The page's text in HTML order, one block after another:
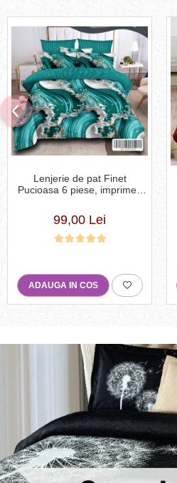
Lenjerie de pat Finet
Pucioasa 6 piese, imprimeu
alb și auriu-R619
99,00 Lei
ADAUGA IN COS